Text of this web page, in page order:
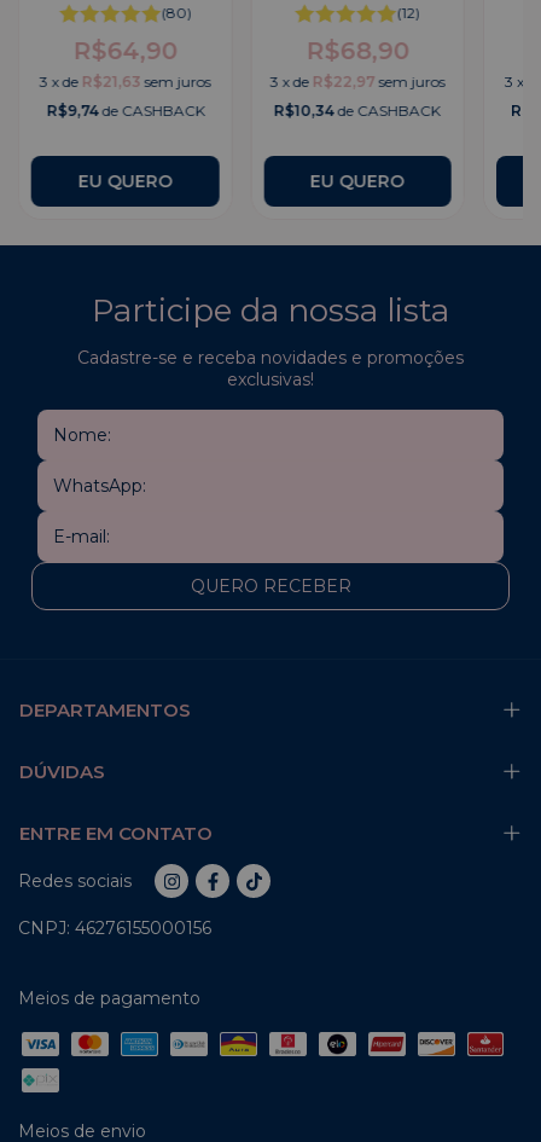
(80)
R$64,90
3 xde R$21,63 sem juros
R$9,74de CASHBACK
(12)
R$68,90
3 xde R$22,97 sem juros
R$10,34de CASHBACK
3 x
Participe da nossa lista
Cadastre-se e receba novidades e promoções
exclusivas!
DEPARTAMENTOS
DÚVIDAS
ENTRE EM CONTATO
Redes sociais
CNPJ: 46276155000156
Meios de pagamento
Meios de envio